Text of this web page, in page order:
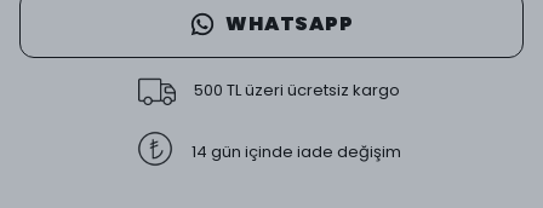
WHATSAPP
500 TL üzeri ücretsiz kargo
14 gün içinde iade değişim